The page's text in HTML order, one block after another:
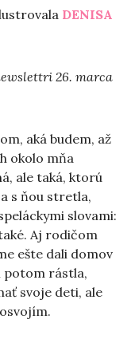
DENISA
26. marca
aká budem, až
okolo mňa
ale taká, ktorú
s ňou stretla,
slovami:
Aj rodičom
ešte dali domov
potom rástla,
svoje deti, ale